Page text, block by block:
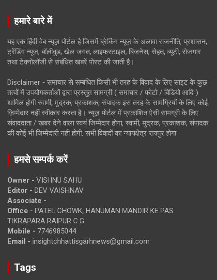
हमारे बारे में
यह एक हिंदी वेब न्यूज़ पोर्टल है जिसमें ब्रेकिंग न्यूज़ के अलावा राजनीति, प्रशासन,
ट्रेंडिंग न्यूज, बॉलीवुड, खेल जगत, लाइफस्टाइल, बिजनेस, सेहत, ब्यूटी, रोजगार
तथा टेक्नोलॉजी से संबंधित खबरें पोस्ट की जाती है।
Disclaimer - समाचार से सम्बंधित किसी भी तरह के विवाद के लिए साइट के कुछ
तत्वों में उपयोगकर्ताओं द्वारा प्रस्तुत सामग्री ( समाचार / फोटो / विडियो आदि )
शामिल होगी स्वामी, मुद्रक, प्रकाशक, संपादक इस तरह के सामग्रियों के लिए कोई
ज़िम्मेदार नहीं स्वीकार करता है। न्यूज़ पोर्टल में प्रकाशित ऐसी सामग्री के लिए
संवाददाता / खबर देने वाला स्वयं जिम्मेदार होगा, स्वामी, मुद्रक, प्रकाशक, संपादक
की कोई भी जिम्मेदारी नहीं होगी. सभी विवादों का न्यायक्षेत्र रायपुर होगा
हमसे सम्पर्क करें
Owner - VISHNU SAHU
Editor - DEV VAISHNAV
Associate -
Office - PATEL CHOWK, HANUMAN MANDIR KE PAS
TIKRAPARA RAIPUR C.G.
Mobile - 7746985044
Email - insightchhattisgarhnews@gmail.com
Tags